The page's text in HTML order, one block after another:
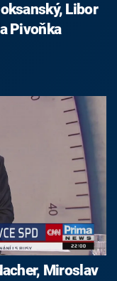
Libor
Pivoňka
Miroslav